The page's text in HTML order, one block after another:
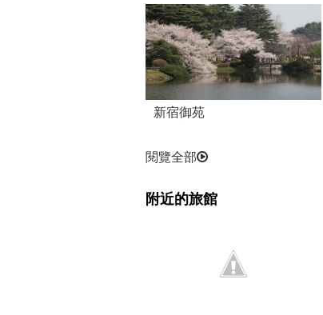
貓頭鷹咖啡廳 原宿店
新宿御苑
閱覽全部
附近的旅館